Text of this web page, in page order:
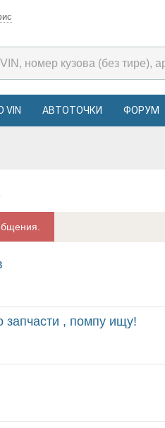
VIN АВТОТОЧКИ ФОРУМ
запчасти , помпу ищу!